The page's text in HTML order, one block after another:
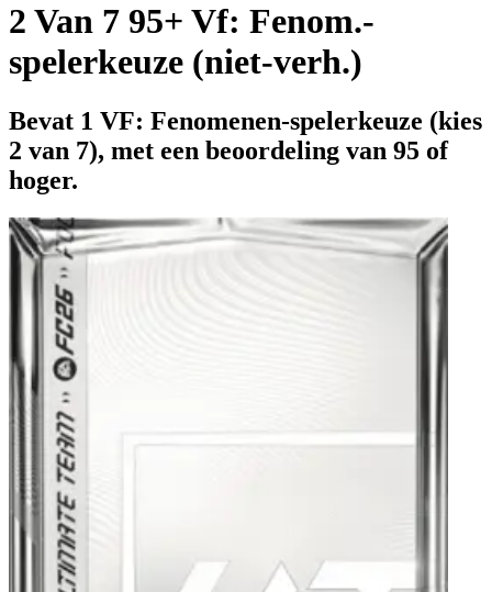
2 Van 7 95+ Vf: Fenom.-
spelerkeuze (niet-verh.)
Bevat 1 VF: Fenomenen-spelerkeuze (kies
2 van 7), met een beoordeling van 95 of
hoger.